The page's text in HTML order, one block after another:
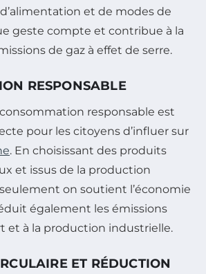
et de modes de
geste compte et contribue à la
de gaz à effet de serre.
RESPONSABLE
responsable est
pour les citoyens d’influer sur
. En choisissant des produits
et issus de la production
on soutient l’économie
également les émissions
et à la production industrielle.
ET RÉDUCTION